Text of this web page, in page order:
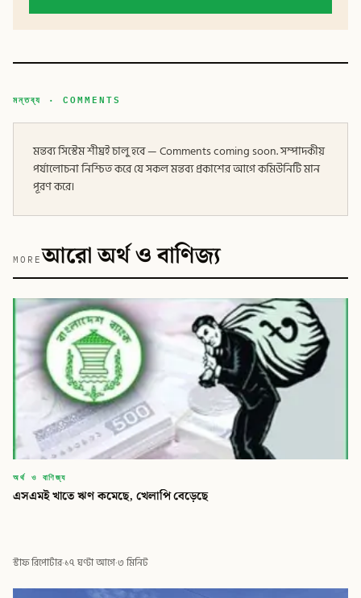
মন্তব্য · COMMENTS
মন্তব্য সিস্টেম শীঘ্রই চালু হবে — Comments coming soon. সম্পাদকীয়
পর্যালোচনা নিশ্চিত করে যে সকল মন্তব্য প্রকাশের আগে কমিউনিটি মান
পূরণ করে।
MOREআরো অর্থ ও বাণিজ্য
অর্থ ও বাণিজ্য
‎এসএমই খাতে ঋণ কমেছে, খেলাপি বেড়েছে
স্টাফ রিপোর্টার·১৭ ঘণ্টা আগে·৩ মিনিট